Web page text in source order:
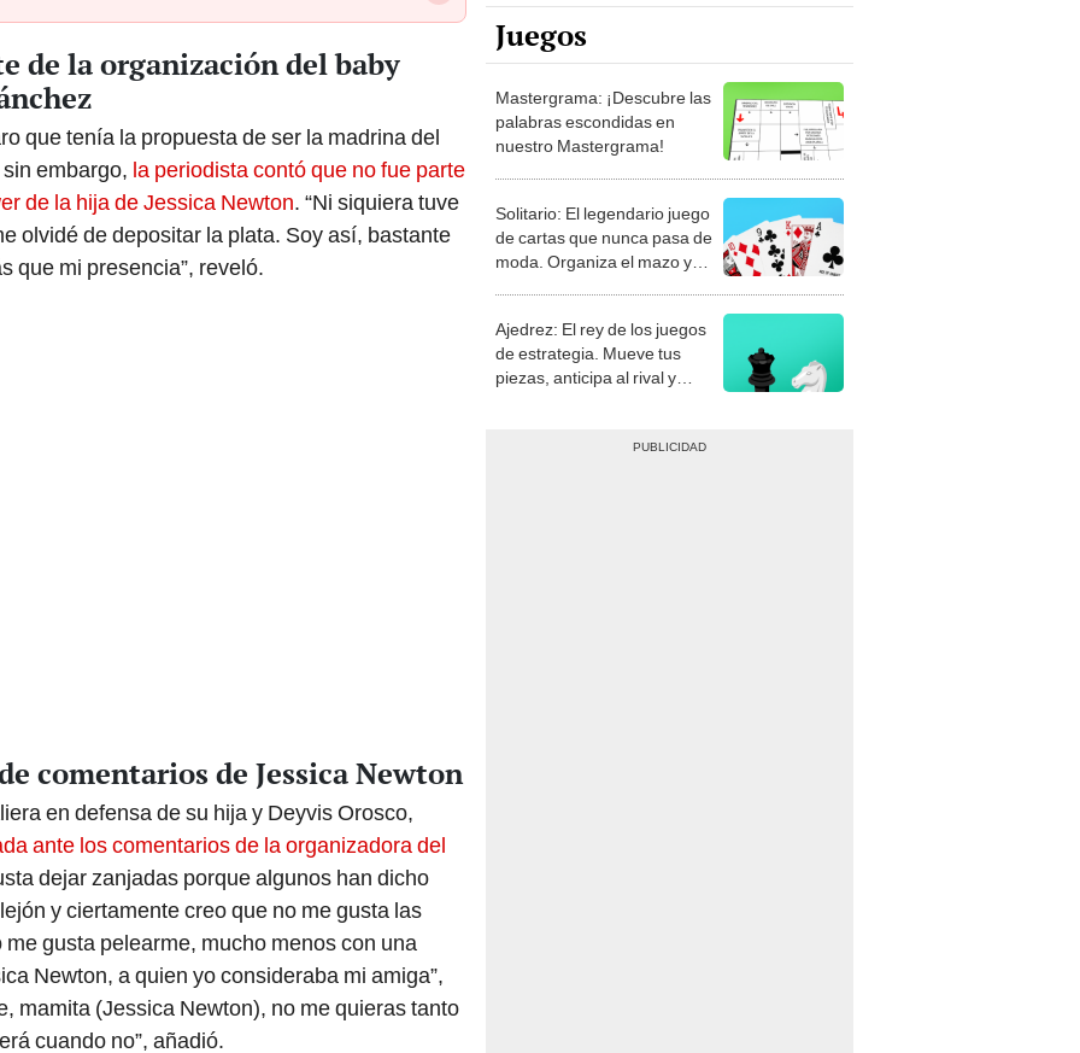
de la organización del baby
que tenía la propuesta de ser la madrina del
embargo, la periodista contó que no fue parte
de la hija de Jessica Newton. “Ni siquiera tuve
olvidé de depositar la plata. Soy así, bastante
que mi presencia”, reveló.
comentarios de Jessica Newton
en defensa de su hija y Deyvis Orosco,
ante los comentarios de la organizadora del
dejar zanjadas porque algunos han dicho
y ciertamente creo que no me gusta las
gusta pelearme, mucho menos con una
Newton, a quien yo consideraba mi amiga”,
mamita (Jessica Newton), no me quieras tanto
cuando no”, añadió.
Juegos
Mastergrama: ¡Descubre las
palabras escondidas en
nuestro Mastergrama!
Solitario: El legendario juego
de cartas que nunca pasa de
moda. Organiza el mazo y
Ajedrez: El rey de los juegos
de estrategia. Mueve tus
piezas, anticipa al rival y